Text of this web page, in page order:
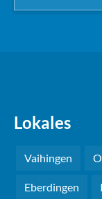
Lokales
Vaihingen
Eberdingen